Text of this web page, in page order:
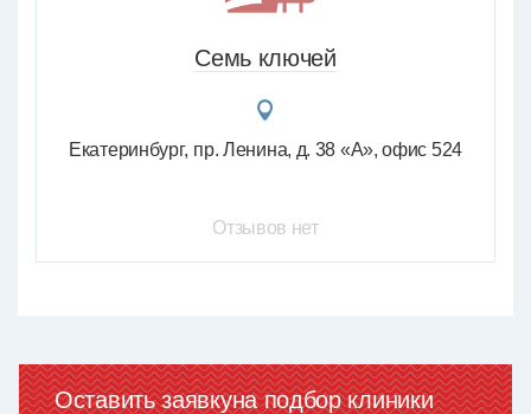
Семь ключей
Екатеринбург пр. Ленина, д. 38 «А», офис 524
Отзывов нет
Оставить заявкуна подбор клиники